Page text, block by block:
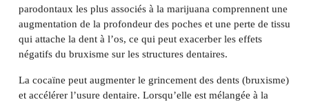
parodontaux les plus associés à la marijuana comprennent une
augmentation de la profondeur des poches et une perte de tissu
qui attache la dent à l’os, ce qui peut exacerber les effets
négatifs du bruxisme sur les structures dentaires.
La cocaïne peut augmenter le grincement des dents (bruxisme)
et accélérer l’usure dentaire. Lorsqu’elle est mélangée à la